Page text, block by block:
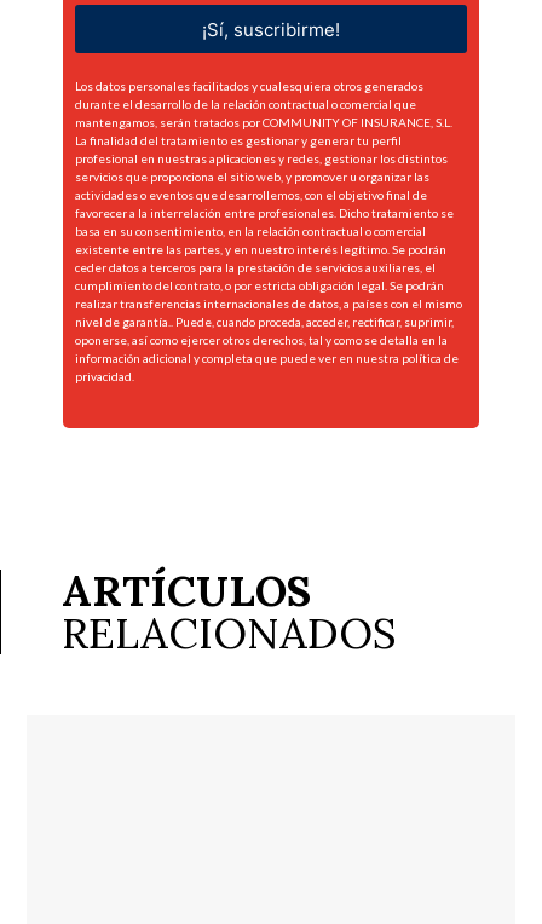
¡Sí, suscribirme!
Los datos personales facilitados y cualesquiera otros generados
durante el desarrollo de la relación contractual o comercial que
mantengamos, serán tratados por COMMUNITY OF INSURANCE, S.L.
La finalidad del tratamiento es gestionar y generar tu perfil
profesional en nuestras aplicaciones y redes, gestionar los distintos
servicios que proporciona el sitio web, y promover u organizar las
actividades o eventos que desarrollemos, con el objetivo final de
favorecer a la interrelación entre profesionales. Dicho tratamiento se
basa en su consentimiento, en la relación contractual o comercial
existente entre las partes, y en nuestro interés legítimo. Se podrán
ceder datos a terceros para la prestación de servicios auxiliares, el
cumplimiento del contrato, o por estricta obligación legal. Se podrán
realizar transferencias internacionales de datos, a países con el mismo
nivel de garantía.. Puede, cuando proceda, acceder, rectificar, suprimir,
oponerse, así como ejercer otros derechos, tal y como se detalla en la
información adicional y completa que puede ver en nuestra política de
privacidad.
ARTÍCULOS
RELACIONADOS